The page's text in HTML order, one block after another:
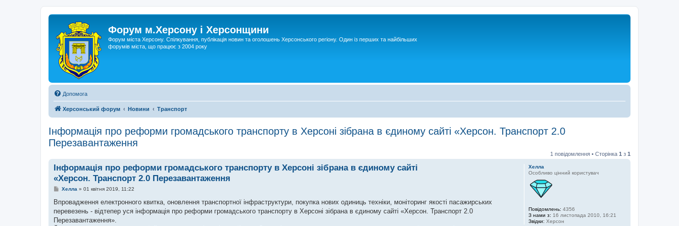
Форум м.Херсону і Херсонщини
Форум міста Херсону. Спілкування, публікація новин та оголошень Херсонського регіону. Один із перших та найбільших
форумів міста, що працює з 2004 року
Допомога
Херсонський форум Новини Транспорт
Iнформація про реформи громадського транспорту в Херсоні зібрана в єдиному сайті «Херсон. Транспорт 2.0
Перезавантаження
1 повідомлення • Сторінка 1 з 1
Хелла
Особливо цінний користувач
Повідомлень: 4356
З нами з: 16 листопада 2010, 16:21
Звідки: Херсон
Iнформація про реформи громадського транспорту в Херсоні зібрана в єдиному сайті
«Херсон. Транспорт 2.0 Перезавантаження
П
в
д
о
м
Хелла » 01 квітня 2019, 11:22
Впровадження електронного квитка, оновлення транспортної інфраструктури, покупка нових одиниць техніки, моніторинг якості пасажирських
перевезень - відтепер уся інформація про реформи громадського транспорту в Херсоні зібрана в єдиному сайті «Херсон. Транспорт 2.0
Перезавантаження».